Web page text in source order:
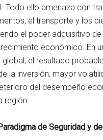
Todo ello amenaza con
el transporte y los
el poder adquisitivo
económico. En
el resultado
la inversión, mayor
del desempeño
región.
de Seguridad y